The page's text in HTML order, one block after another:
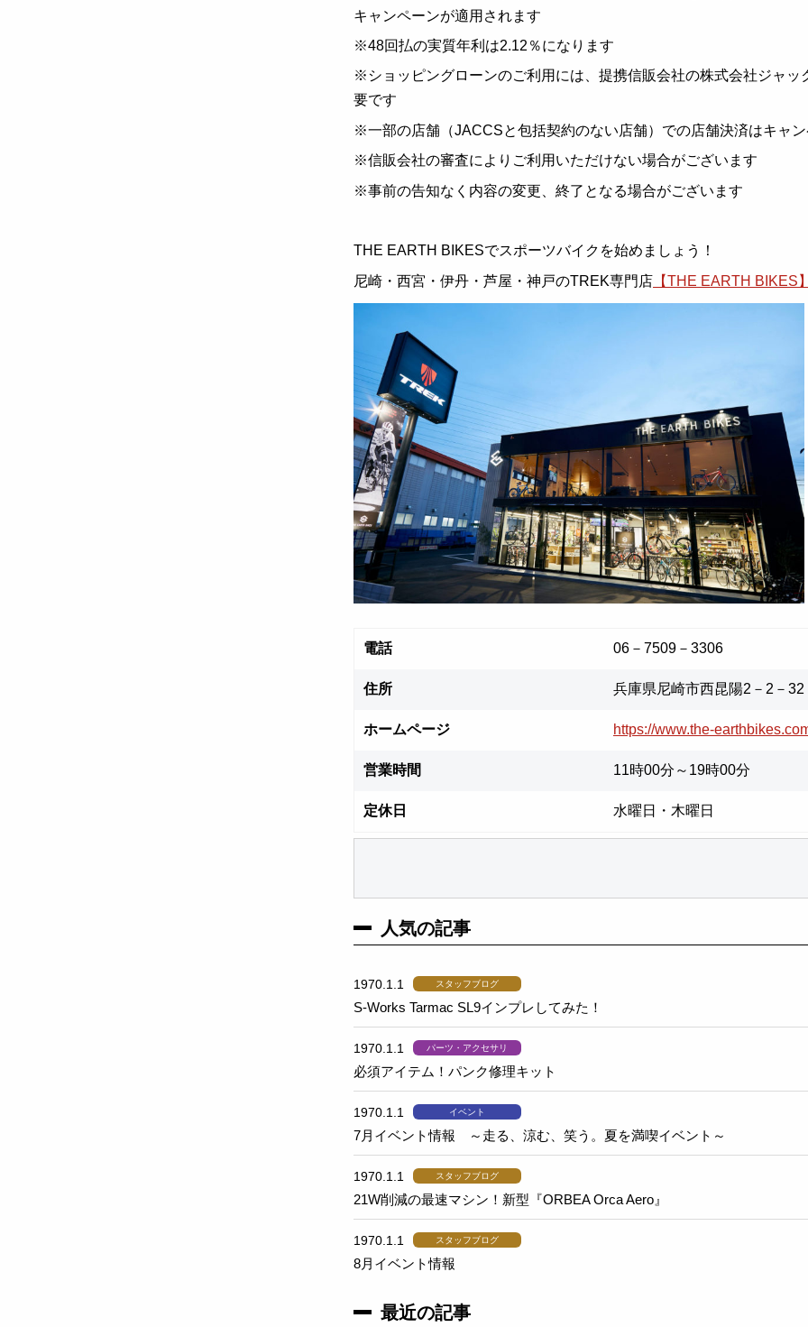
キャンペーンが適用されます
※48回払の実質年利は2.12％になります
※ショッピングローンのご利用には、提携信販会社の株式会社ジャ
要です
※一部の店舗（JACCSと包括契約のない店舗）での店舗決済はキャ
※信販会社の審査によりご利用いただけない場合がございます
※事前の告知なく内容の変更、終了となる場合がございます
THE EARTH BIKESでスポーツバイクを始めましょう！
尼崎・西宮・伊丹・芦屋・神戸のTREK専門店 【THE EARTH BIKES
電話 06－7509－3306
住所 兵庫県尼崎市西昆陽2－2－32
ホームページ https://www.the-
営業時間 11時00分～19時00分
定休日 水曜日・木曜日
人気の記事
1970.1.1 スタッフブログ
S-Works Tarmac SL9インプレしてみた！
1970.1.1 パーツ・アクセサリ
必須アイテム！パンク修理キット
1970.1.1 イベント
7月イベント情報 ～走る、涼む、笑う。夏を満喫イベント～
1970.1.1 スタッフブログ
21W削減の最速マシン！新型『ORBEA Orca Aero』
1970.1.1 スタッフブログ
8月イベント情報
最近の記事